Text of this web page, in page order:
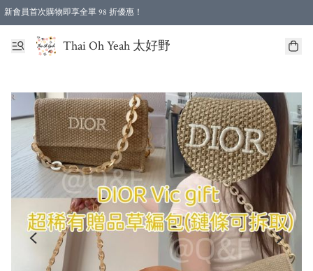
新會員首次購物即享全單 98 折優惠！
特選會員可享全單低至 96 折優惠！
Thai Oh Yeah 太好野